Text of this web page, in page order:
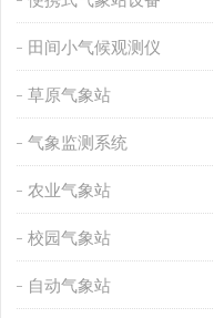
田间小气候观测仪
草原气象站
气象监测系统
农业气象站
校园气象站
自动气象站